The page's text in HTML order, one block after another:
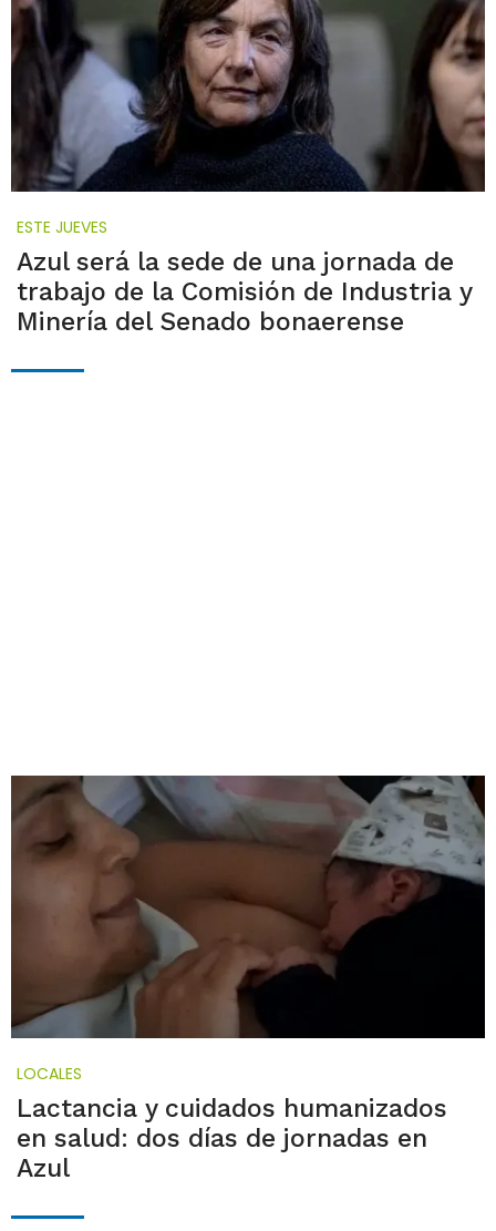
ESTE JUEVES
Azul será la sede de una jornada de
trabajo de la Comisión de Industria y
Minería del Senado bonaerense
LOCALES
Lactancia y cuidados humanizados
en salud: dos días de jornadas en
Azul